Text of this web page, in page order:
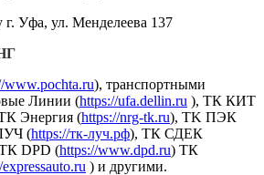
г. Уфа, ул. Менделеева 137
www.pochta.ru), транспортными
Линии (https://ufa.dellin.ru ), ТК КИТ
Энергия (https://nrg-tk.ru), ТK ПЭК
(https://тк-луч.рф), ТК СДЕК
DPD (https://www.dpd.ru) ТК
) и другими.